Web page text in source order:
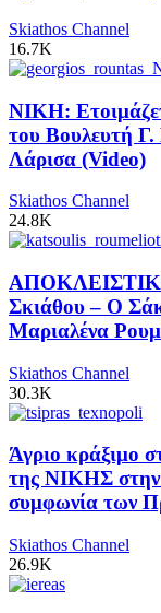
Skiathos Channel
16.7K
ΝΙΚΗ:
του Βουλευτή Γ.
Λάρισα (Video)
Skiathos Channel
24.8K
Σκιάθου – Ο
Μαριαλένα
Skiathos Channel
30.3K
Άγριο κράξιμο
της ΝΙΚΗΣ στην
συμφωνία των
Skiathos Channel
26.9K